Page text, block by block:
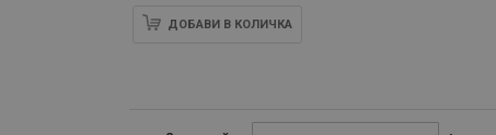
ДОБАВИ В КОЛИЧКА